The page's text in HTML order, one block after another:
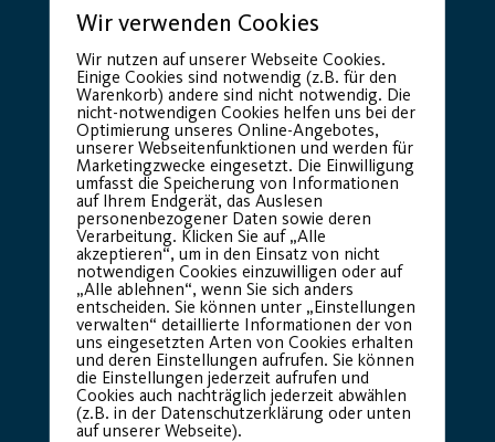
Hauptsponsor Generalausrüster
Premium Partner:
Wir verwenden Cookies
Wir nutzen auf unserer Webseite Cookies.
Einige Cookies sind notwendig (z.B. für den
Warenkorb) andere sind nicht notwendig. Die
nicht-notwendigen Cookies helfen uns bei der
Optimierung unseres Online-Angebotes,
unserer Webseitenfunktionen und werden für
Marketingzwecke eingesetzt. Die Einwilligung
umfasst die Speicherung von Informationen
auf Ihrem Endgerät, das Auslesen
personenbezogener Daten sowie deren
Verarbeitung. Klicken Sie auf „Alle
akzeptieren“, um in den Einsatz von nicht
notwendigen Cookies einzuwilligen oder auf
„Alle ablehnen“, wenn Sie sich anders
entscheiden. Sie können unter „Einstellungen
verwalten“ detaillierte Informationen der von
uns eingesetzten Arten von Cookies erhalten
und deren Einstellungen aufrufen. Sie können
die Einstellungen jederzeit aufrufen und
Cookies auch nachträglich jederzeit abwählen
(z.B. in der Datenschutzerklärung oder unten
auf unserer Webseite).